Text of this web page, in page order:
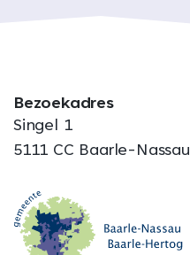
Bezoekadres
Singel 1
5111 CC Baarle-Nassau